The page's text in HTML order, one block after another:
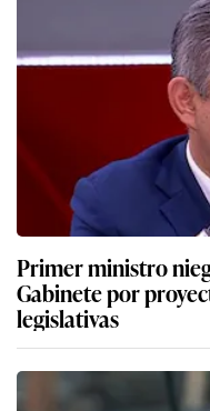
Primer ministro
Gabinete por
legislativas